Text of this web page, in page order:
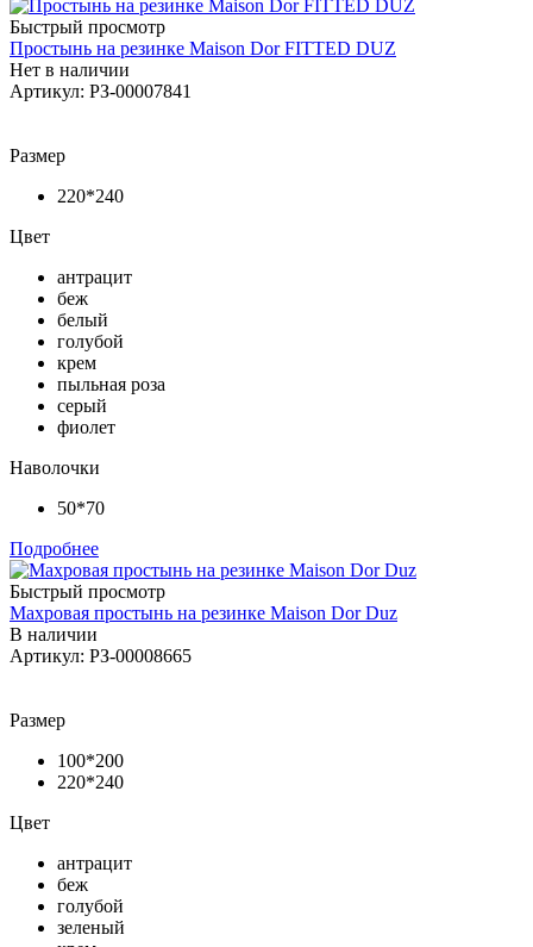
Быстрый просмотр
Простынь на резинке Maison Dor FITTED DUZ
Нет в наличии
Артикул: РЗ-00007841
Размер
220*240
Цвет
антрацит
беж
белый
голубой
крем
пыльная роза
серый
фиолет
Наволочки
50*70
Подробнее
Быстрый просмотр
Махровая простынь на резинке Maison Dor Duz
В наличии
Артикул: РЗ-00008665
Размер
100*200
220*240
Цвет
антрацит
беж
голубой
зеленый